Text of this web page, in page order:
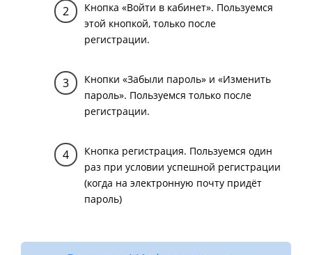
Кнопка «Войти в кабинет». Пользуемся
этой кнопкой, только после
регистрации.
Кнопки «Забыли пароль» и «Изменить
пароль». Пользуемся только после
регистрации.
Кнопка регистрация. Пользуемся один
раз при условии успешной регистрации
(когда на электронную почту придёт
пароль)